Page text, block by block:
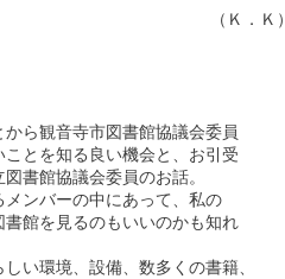
（Ｋ．Ｋ）
ら観音寺市図書館協議会委員
とを知る良い機会と、お引受
書館協議会委員のお話。
ンバーの中にあって、私の
館を見るのもいいのかも知れ
い環境、設備、数多くの書籍、